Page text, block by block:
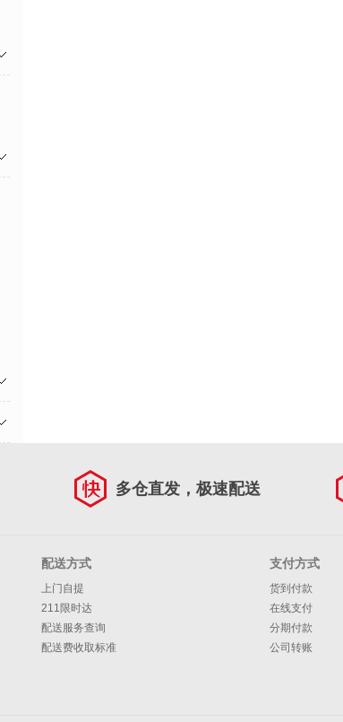
多仓直发，极速配送
配送方式
上门自提
211限时达
配送服务查询
配送费收取标准
支付方式
货到付款
在线支付
分期付款
公司转账